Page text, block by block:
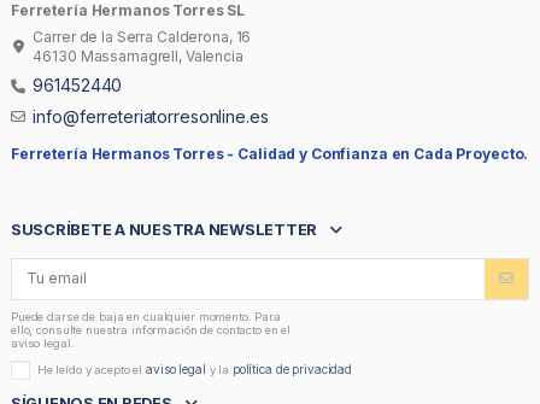
Ferretería Hermanos Torres SL
Carrer de la Serra Calderona, 16
46130 Massamagrell, Valencia
961452440
info@ferreteriatorresonline.es
Ferretería Hermanos Torres - Calidad y Confianza en Cada Proyecto.
SUSCRÍBETE A NUESTRA NEWSLETTER
Puede darse de baja en cualquier momento. Para
ello, consulte nuestra información de contacto en el
aviso legal.
He leído y acepto elaviso legal y la política de privacidad